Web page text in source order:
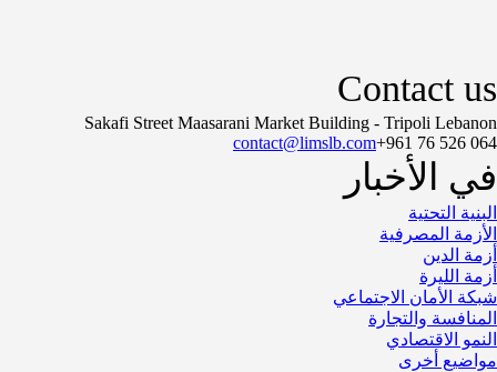
Contact us
Sakafi Street Maasarani Market Building - Tripoli Lebanon
contact@limslb.com+961 76 526 064
في الأخبار
البنية التحتية
الأزمة المصرفية
أزمة الدين
أزمة الليرة
شبكة الأمان الاجتماعي
المنافسة والتجارة
النمو الاقتصادي
مواضيع أخرى